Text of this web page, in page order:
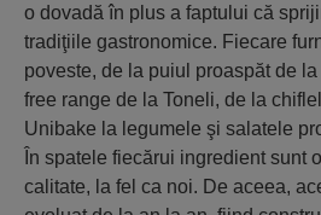
o dovadă în plus a faptului că
tradiţiile gastronomice. Fiecare
poveste, de la puiul proaspăt de
free range de la Toneli, de la
Unibake la legumele şi salatele
În spatele fiecărui ingredient sunt
calitate, la fel ca noi. De aceea,